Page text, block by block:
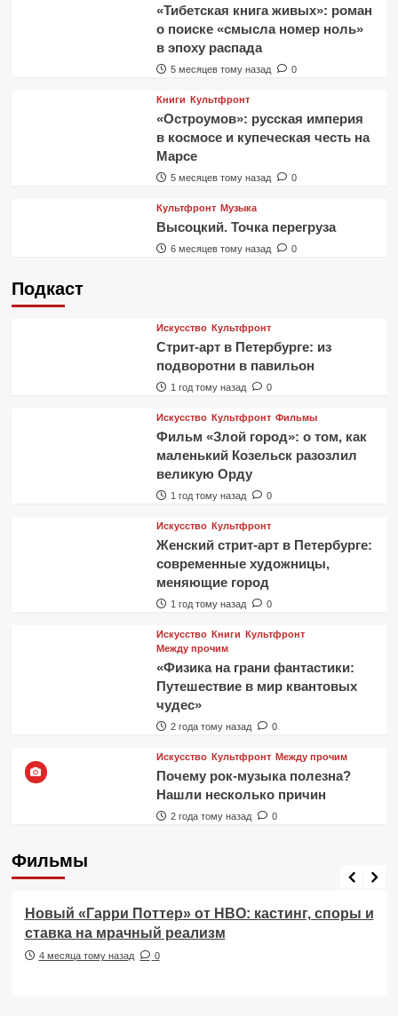
«Тибетская книга живых»: роман
о поиске «смысла номер ноль»
в эпоху распада
5 месяцев тому назад 0
Книги Культфронт
«Остроумов»: русская империя
в космосе и купеческая честь на
Марсе
5 месяцев тому назад 0
Культфронт Музыка
Высоцкий. Точка перегруза
6 месяцев тому назад 0
Подкаст
Искусство Культфронт
Стрит-арт в Петербурге: из
подворотни в павильон
1 год тому назад 0
Искусство Культфронт Фильмы
Фильм «Злой город»: о том, как
маленький Козельск разозлил
великую Орду
1 год тому назад 0
Искусство Культфронт
Женский стрит-арт в Петербурге:
современные художницы,
меняющие город
1 год тому назад 0
Искусство Книги Культфронт
Между прочим
«Физика на грани фантастики:
Путешествие в мир квантовых
чудес»
2 года тому назад 0
Искусство Культфронт Между прочим
Почему рок-музыка полезна?
Нашли несколько причин
2 года тому назад 0
Фильмы
Фильмы
Новый «Гарри Поттер» от HBO: кастинг, споры и
ставка на мрачный реализм
4 месяца тому назад 0